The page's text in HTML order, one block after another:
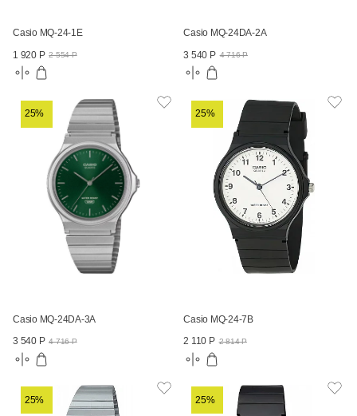
Casio MQ-24-1E
1 920 Р 2 554 Р
Casio MQ-24DA-2A
3 540 Р 4 716 Р
25%
Casio MQ-24DA-3A
3 540 Р 4 716 Р
25%
Casio MQ-24-7B
2 110 Р 2 814 Р
25% 25%